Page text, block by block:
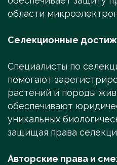
области
Селекционные
Специалисты по
помогают
растений и породы
обеспечивают
уникальных
защищая права
Авторские права и